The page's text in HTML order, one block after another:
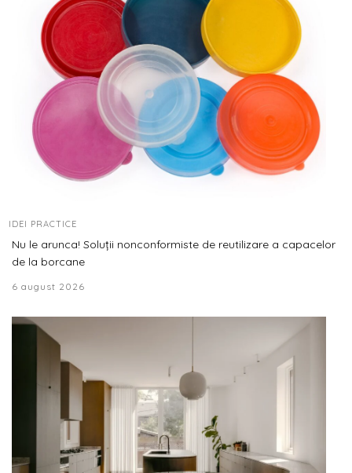
IDEI PRACTICE
Nu le arunca! Soluții nonconformiste de reutilizare a capacelor
de la borcane
6 august 2026